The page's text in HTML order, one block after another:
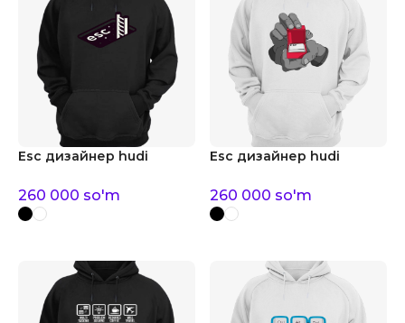
Esc дизайнер hudi
260 000 so'm
Esc дизайнер hudi
260 000 so'm